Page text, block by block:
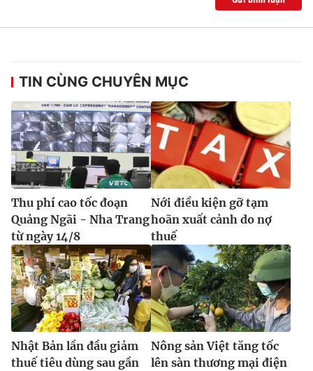
TIN CÙNG CHUYÊN MỤC
Thu phí cao tốc đoạn
Quảng Ngãi - Nha Trang
từ ngày 14/8
Nới điều kiện gỡ tạm
hoãn xuất cảnh do nợ
thuế
Nhật Bản lần đầu giảm
thuế tiêu dùng sau gần
Nông sản Việt tăng tốc
lên sàn thương mại điện